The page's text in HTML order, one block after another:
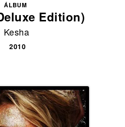
ÁLBUM
Edition)
Kesha
2010